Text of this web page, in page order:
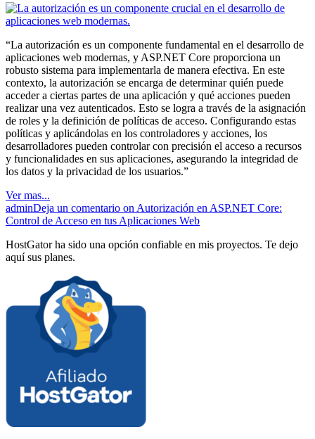
“La autorización es un componente fundamental en el desarrollo de
aplicaciones web modernas, y ASP.NET Core proporciona un
robusto sistema para implementarla de manera efectiva. En este
contexto, la autorización se encarga de determinar quién puede
acceder a ciertas partes de una aplicación y qué acciones pueden
realizar una vez autenticados. Esto se logra a través de la asignación
de roles y la definición de políticas de acceso. Configurando estas
políticas y aplicándolas en los controladores y acciones, los
desarrolladores pueden controlar con precisión el acceso a recursos
y funcionalidades en sus aplicaciones, asegurando la integridad de
los datos y la privacidad de los usuarios.”
Ver mas...
adminDeja un comentario on Autorización en ASP.NET Core:
Control de Acceso en tus Aplicaciones Web
HostGator ha sido una opción confiable en mis proyectos. Te dejo
aquí sus planes.